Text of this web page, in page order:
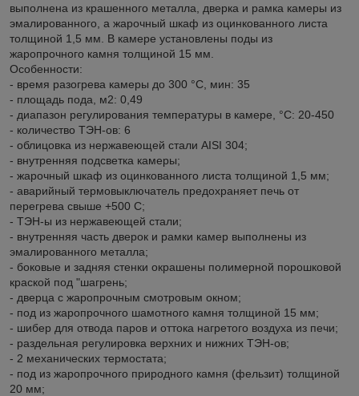
выполнена из крашенного металла, дверка и рамка камеры из
эмалированного, а жарочный шкаф из оцинкованного листа
толщиной 1,5 мм. В камере установлены поды из
жаропрочного камня толщиной 15 мм.
Особенности:
- время разогрева камеры до 300 °С, мин: 35
- площадь пода, м2: 0,49
- диапазон регулирования температуры в камере, °С: 20-450
- количество ТЭН-ов: 6
- облицовка из нержавеющей стали AISI 304;
- внутренняя подсветка камеры;
- жарочный шкаф из оцинкованного листа толщиной 1,5 мм;
- аварийный термовыключатель предохраняет печь от
перегрева свыше +500 С;
- ТЭН-ы из нержавеющей стали;
- внутренняя часть дверок и рамки камер выполнены из
эмалированного металла;
- боковые и задняя стенки окрашены полимерной порошковой
краской под "шагрень;
- дверца с жаропрочным смотровым окном;
- под из жаропрочного шамотного камня толщиной 15 мм;
- шибер для отвода паров и оттока нагретого воздуха из печи;
- раздельная регулировка верхних и нижних ТЭН-ов;
- 2 механических термостата;
- под из жаропрочного природного камня (фельзит) толщиной
20 мм;